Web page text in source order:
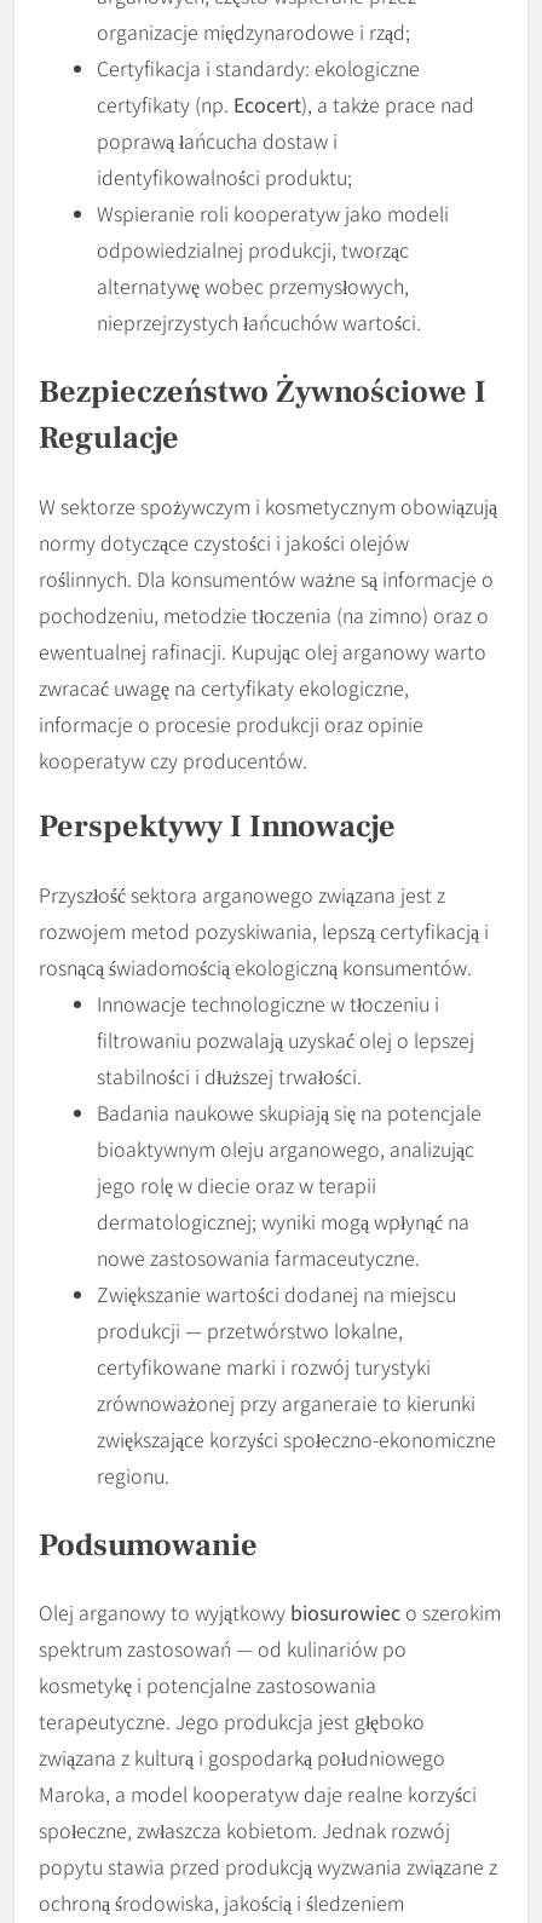
organizacje międzynarodowe i rząd;
Certyfikacja i standardy: ekologiczne
certyfikaty (np. Ecocert), a także prace nad
poprawą łańcucha dostaw i
identyfikowalności produktu;
Wspieranie roli kooperatyw jako modeli
odpowiedzialnej produkcji, tworząc
alternatywę wobec przemysłowych,
nieprzejrzystych łańcuchów wartości.
Bezpieczeństwo Żywnościowe I
Regulacje
W sektorze spożywczym i kosmetycznym obowiązują
normy dotyczące czystości i jakości olejów
roślinnych. Dla konsumentów ważne są informacje o
pochodzeniu, metodzie tłoczenia (na zimno) oraz o
ewentualnej rafinacji. Kupując olej arganowy warto
zwracać uwagę na certyfikaty ekologiczne,
informacje o procesie produkcji oraz opinie
kooperatyw czy producentów.
Perspektywy I Innowacje
Przyszłość sektora arganowego związana jest z
rozwojem metod pozyskiwania, lepszą certyfikacją i
rosnącą świadomością ekologiczną konsumentów.
Innowacje technologiczne w tłoczeniu i
filtrowaniu pozwalają uzyskać olej o lepszej
stabilności i dłuższej trwałości.
Badania naukowe skupiają się na potencjale
bioaktywnym oleju arganowego, analizując
jego rolę w diecie oraz w terapii
dermatologicznej; wyniki mogą wpłynąć na
nowe zastosowania farmaceutyczne.
Zwiększanie wartości dodanej na miejscu
produkcji — przetwórstwo lokalne,
certyfikowane marki i rozwój turystyki
zrównoważonej przy arganeraie to kierunki
zwiększające korzyści społeczno-ekonomiczne
regionu.
Podsumowanie
Olej arganowy to wyjątkowy biosurowiec o szerokim
spektrum zastosowań — od kulinariów po
kosmetykę i potencjalne zastosowania
terapeutyczne. Jego produkcja jest głęboko
związana z kulturą i gospodarką południowego
Maroka, a model kooperatyw daje realne korzyści
społeczne, zwłaszcza kobietom. Jednak rozwój
popytu stawia przed produkcją wyzwania związane z
ochroną środowiska, jakością i śledzeniem